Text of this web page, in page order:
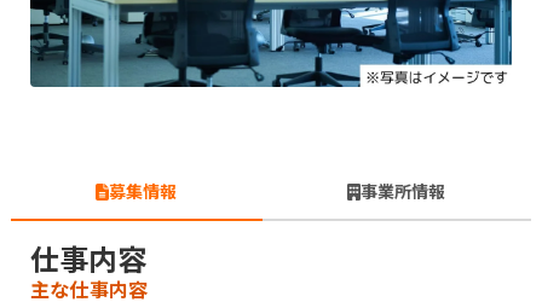
募集情報 事業所情報
仕事内容
主な仕事内容